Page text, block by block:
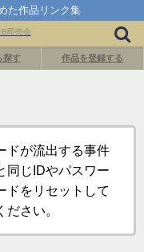
た作品リンク集
探す 作品を登録する
ドが流出する事件
同じIDやパスワー
ドをリセットして
さい。